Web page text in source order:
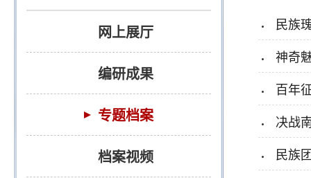
网上展厅
编研成果
专题档案
档案视频
民族
神奇
百年
决战
民族